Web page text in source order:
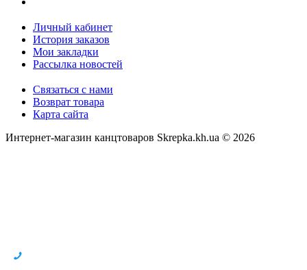
Личный кабинет
История заказов
Мои закладки
Рассылка новостей
Связаться с нами
Возврат товара
Карта сайта
Интернет-магазин канцтоваров Skrepka.kh.ua © 2026